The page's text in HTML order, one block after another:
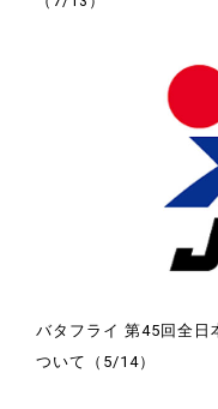
バタフライ 第45回全
ついて（5/14）